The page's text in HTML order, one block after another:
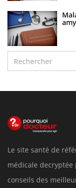
Le site santé de
médicale decryptée
conseils des